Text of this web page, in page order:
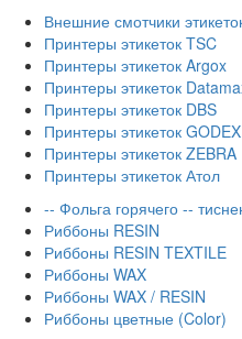
Внешние смотчики
Принтеры этикеток TSC
Принтеры этикеток Argox
Принтеры этикеток
Принтеры этикеток DBS
Принтеры этикеток GODEX
Принтеры этикеток ZEBRA
Принтеры этикеток Атол
-- Фольга горячего --
Риббоны RESIN
Риббоны RESIN TEXTILE
Риббоны WAX
Риббоны WAX / RESIN
Риббоны цветные (Color)